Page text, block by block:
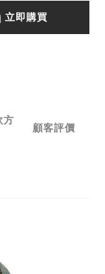
立即購買
方
顧客評價